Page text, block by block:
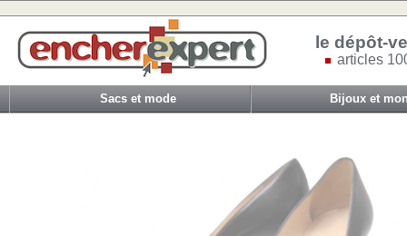
le dépôt-
articles
Sacs et mode Bijoux et